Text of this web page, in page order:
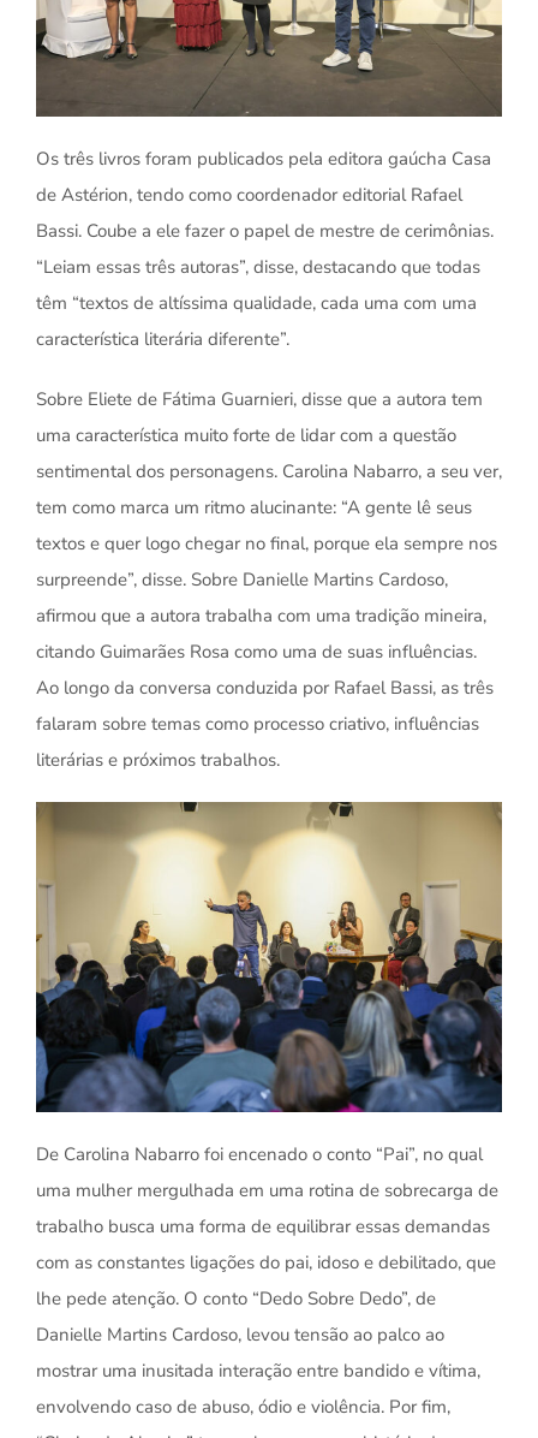
Os três livros foram publicados pela editora gaúcha Casa
de Astérion, tendo como coordenador editorial Rafael
Bassi. Coube a ele fazer o papel de mestre de cerimônias.
“Leiam essas três autoras”, disse, destacando que todas
têm “textos de altíssima qualidade, cada uma com uma
característica literária diferente”.
Sobre Eliete de Fátima Guarnieri, disse que a autora tem
uma característica muito forte de lidar com a questão
sentimental dos personagens. Carolina Nabarro, a seu ver,
tem como marca um ritmo alucinante: “A gente lê seus
textos e quer logo chegar no final, porque ela sempre nos
surpreende”, disse. Sobre Danielle Martins Cardoso,
afirmou que a autora trabalha com uma tradição mineira,
citando Guimarães Rosa como uma de suas influências.
Ao longo da conversa conduzida por Rafael Bassi, as três
falaram sobre temas como processo criativo, influências
literárias e próximos trabalhos.
De Carolina Nabarro foi encenado o conto “Pai”, no qual
uma mulher mergulhada em uma rotina de sobrecarga de
trabalho busca uma forma de equilibrar essas demandas
com as constantes ligações do pai, idoso e debilitado, que
lhe pede atenção. O conto “Dedo Sobre Dedo”, de
Danielle Martins Cardoso, levou tensão ao palco ao
mostrar uma inusitada interação entre bandido e vítima,
envolvendo caso de abuso, ódio e violência. Por fim,